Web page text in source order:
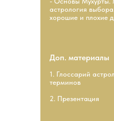
астрология
хорошие и плохие
1. Глоссарий
терминов
2. Презентация
Доп. материалы